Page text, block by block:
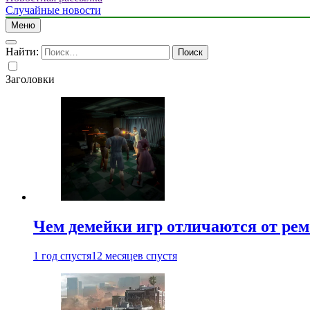
Случайные новости
Меню
Найти:
Заголовки
Чем демейки игр отличаются от
1 год спустя12 месяцев спустя